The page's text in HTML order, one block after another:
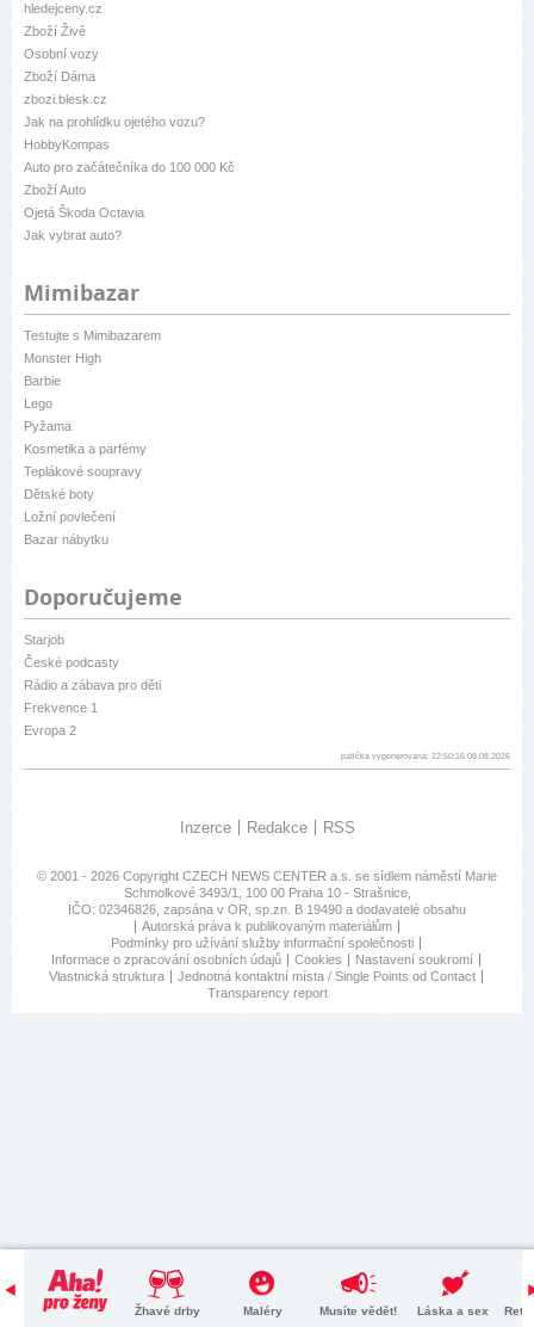
Žhavé drby Maléry Musíte vědět! Láska a sex
hledejceny.cz
Zboží Živě
Osobní vozy
Zboží Dáma
zbozi.blesk.cz
Jak na prohlídku ojetého vozu?
HobbyKompas
Auto pro začátečníka do 100 000 Kč
Zboží Auto
Ojetá Škoda Octavia
Jak vybrat auto?
Mimibazar
Testujte s Mimibazarem
Monster High
Barbie
Lego
Pyžama
Kosmetika a parfémy
Teplákové soupravy
Dětské boty
Ložní povlečení
Bazar nábytku
Doporučujeme
Starjob
České podcasty
Rádio a zábava pro děti
Frekvence 1
Evropa 2
patička vygenerovaná: 22:50:16 08.08.2026
Inzerce Redakce RSS
© 2001 - 2026 Copyright CZECH NEWS CENTER a.s. se sídlem náměstí Marie
Schmolkové 3493/1, 100 00 Praha 10 - Strašnice,
IČO: 02346826, zapsána v OR, sp.zn. B 19490 a dodavatelé obsahu
Autorská práva k publikovaným materiálům
Podmínky pro užívání služby informační společnosti
Informace o zpracování osobních údajů
Cookies
Nastavení soukromí
Vlastnická struktura
Jednotná kontaktní místa / Single Points od Contact
Transparency report